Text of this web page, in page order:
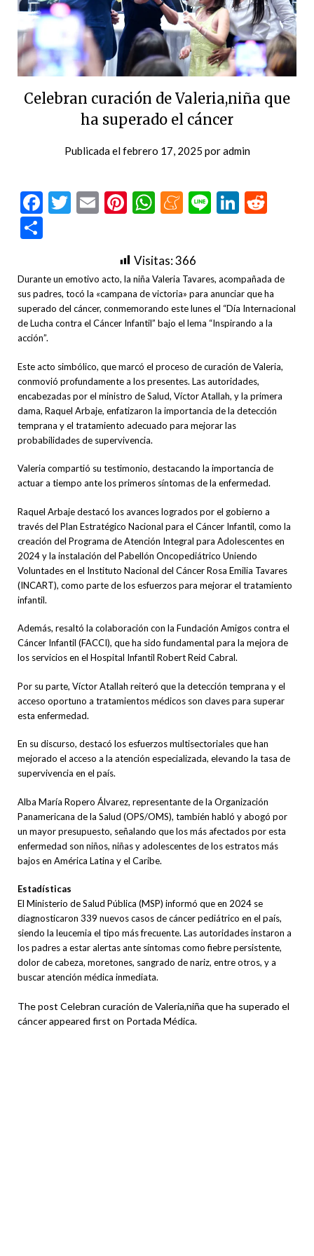
Celebran curación de Valeria,niña que
ha superado el cáncer
Publicada elfebrero 17, 2025 poradmin
Facebook
Twitter
EmailPinterest
WhatsApp
Meneame
Line
Visitas:366
Durante un emotivo acto, la niña Valeria Tavares, acompañada de
sus padres, tocó la «campana de victoria» para anunciar que ha
superado del cáncer, conmemorando este lunes el “Día Internacional
de Lucha contra el Cáncer Infantil” bajo el lema “Inspirando a la
acción”.
Este acto simbólico, que marcó el proceso de curación de Valeria,
conmovió profundamente a los presentes. Las autoridades,
encabezadas por el ministro de Salud, Víctor Atallah, y la primera
dama, Raquel Arbaje, enfatizaron la importancia de la detección
temprana y el tratamiento adecuado para mejorar las
probabilidades de supervivencia.
Valeria compartió su testimonio, destacando la importancia de
actuar a tiempo ante los primeros síntomas de la enfermedad.
Raquel Arbaje destacó los avances logrados por el gobierno a
través del Plan Estratégico Nacional para el Cáncer Infantil, como la
creación del Programa de Atención Integral para Adolescentes en
2024 y la instalación del Pabellón Oncopediátrico Uniendo
Voluntades en el Instituto Nacional del Cáncer Rosa Emilia Tavares
(INCART), como parte de los esfuerzos para mejorar el tratamiento
infantil.
Además, resaltó la colaboración con la Fundación Amigos contra el
Cáncer Infantil (FACCI), que ha sido fundamental para la mejora de
los servicios en el Hospital Infantil Robert Reid Cabral.
Por su parte, Víctor Atallah reiteró que la detección temprana y el
acceso oportuno a tratamientos médicos son claves para superar
esta enfermedad.
En su discurso, destacó los esfuerzos multisectoriales que han
mejorado el acceso a la atención especializada, elevando la tasa de
supervivencia en el país.
Alba María Ropero Álvarez, representante de la Organización
Panamericana de la Salud (OPS/OMS), también habló y abogó por
un mayor presupuesto, señalando que los más afectados por esta
enfermedad son niños, niñas y adolescentes de los estratos más
bajos en América Latina y el Caribe.
Estadísticas
El Ministerio de Salud Pública (MSP) informó que en 2024 se
diagnosticaron 339 nuevos casos de cáncer pediátrico en el país,
siendo la leucemia el tipo más frecuente. Las autoridades instaron a
los padres a estar alertas ante síntomas como fiebre persistente,
dolor de cabeza, moretones, sangrado de nariz, entre otros, y a
buscar atención médica inmediata.
The post Celebran curación de Valeria,niña que ha superado el
cáncer appeared first on Portada Médica.